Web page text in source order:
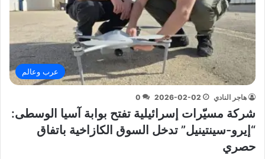
عرب وعالم
هاجر النادي 2026-02-02
0
شركة مسيّرات إسرائيلية تفتح بوابة آسيا الوسطى:
“إيرو-سينتينيل” تدخل السوق الكازاخية باتفاق
حصري